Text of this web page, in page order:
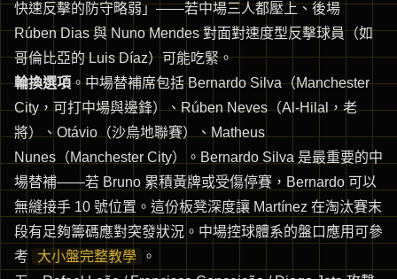
快速反擊的防守略弱」——若中場三人都壓上、後場
Rúben Dias 與 Nuno Mendes 對面對速度型反擊球員（如
哥倫比亞的 Luis Díaz）可能吃緊。
輪換選項。中場替補席包括 Bernardo Silva（Manchester
City，可打中場與邊鋒）、Rúben Neves（Al-Hilal，老
將）、Otávio（沙烏地聯賽）、Matheus
Nunes（Manchester City）。Bernardo Silva 是最重要的中
場替補——若 Bruno 累積黃牌或受傷停賽，Bernardo 可以
無縫接手 10 號位置。這份板凳深度讓 Martínez 在淘汰賽末
段有足夠籌碼應對突發狀況。中場控球體系的盤口應用可參
考
大小盤完整教學
。